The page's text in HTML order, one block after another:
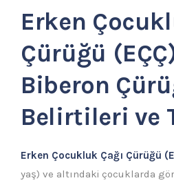
Erken
Çürüğü
Biberon
Belirtileri ve
Erken Çocukluk Çağı Çürüğü
yaş) ve altındaki çocuklarda